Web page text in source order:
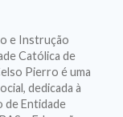
e Instrução
Católica de
Pierro é uma
dedicada à
de Entidade